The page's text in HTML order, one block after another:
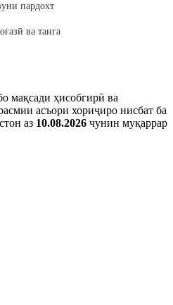
пардохт
ва танга
мақсади ҳисобгирӣ ва
асъори хориҷиро нисбат ба
аз 10.08.2026 чунин муқаррар